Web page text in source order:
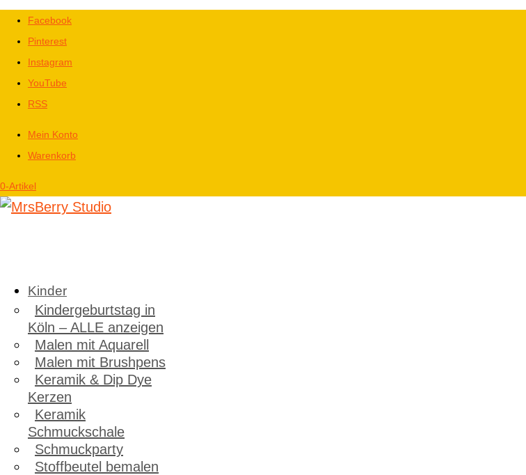
Facebook
Pinterest
Instagram
YouTube
RSS
Mein Konto
Warenkorb
0-Artikel
Kinder
Kindergeburtstag in
Köln – ALLE anzeigen
Malen mit Aquarell
Malen mit Brushpens
Keramik & Dip Dye
Kerzen
Keramik
Schmuckschale
Schmuckparty
Stoffbeutel bemalen